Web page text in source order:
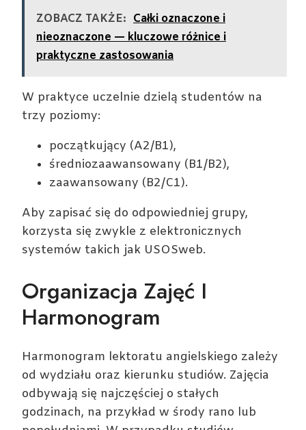
ZOBACZ TAKŻE: Całki oznaczone i
nieoznaczone — kluczowe różnice i
praktyczne zastosowania
W praktyce uczelnie dzielą studentów na
trzy poziomy:
początkujący (A2/B1),
średniozaawansowany (B1/B2),
zaawansowany (B2/C1).
Aby zapisać się do odpowiedniej grupy,
korzysta się zwykle z elektronicznych
systemów takich jak USOSweb.
Organizacja Zajęć I
Harmonogram
Harmonogram lektoratu angielskiego zależy
od wydziału oraz kierunku studiów. Zajęcia
odbywają się najczęściej o stałych
godzinach, na przykład w środy rano lub